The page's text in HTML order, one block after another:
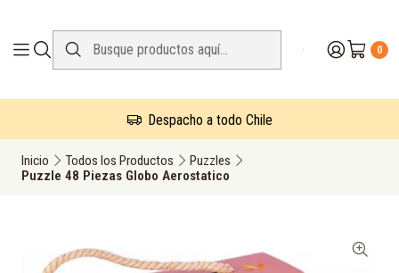
0
Despacho a todo Chile
Inicio Todos los Productos
Puzzles
Puzzle 48 Piezas Globo Aerostatico